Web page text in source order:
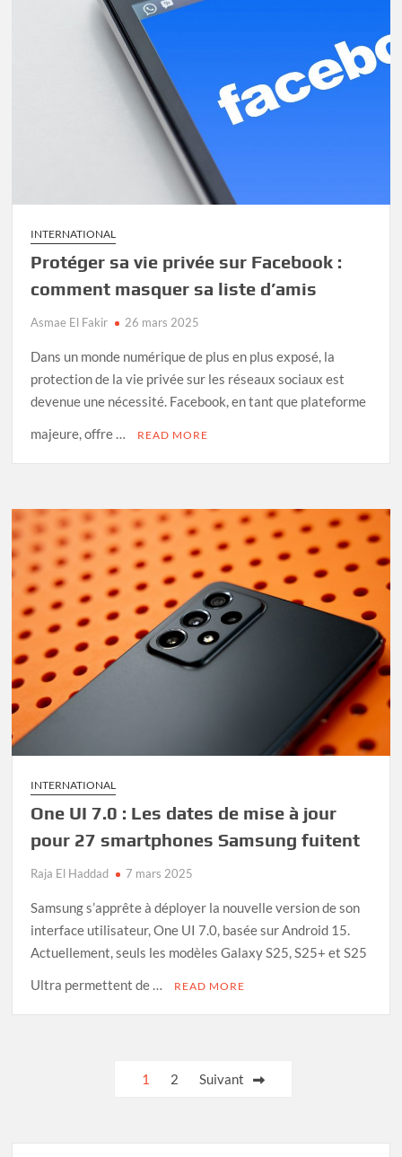
INTERNATIONAL
Protéger sa vie privée sur Facebook :
comment masquer sa liste d’amis
Asmae El Fakir 26 mars 2025
Dans un monde numérique de plus en plus exposé, la
protection de la vie privée sur les réseaux sociaux est
devenue une nécessité. Facebook, en tant que plateforme
majeure, offre …
READ MORE
INTERNATIONAL
One UI 7.0 : Les dates de mise à jour
pour 27 smartphones Samsung fuitent
Raja El Haddad 7 mars 2025
Samsung s’apprête à déployer la nouvelle version de son
interface utilisateur, One UI 7.0, basée sur Android 15.
Actuellement, seuls les modèles Galaxy S25, S25+ et S25
Ultra permettent de …
READ MORE
1 2 Suivant